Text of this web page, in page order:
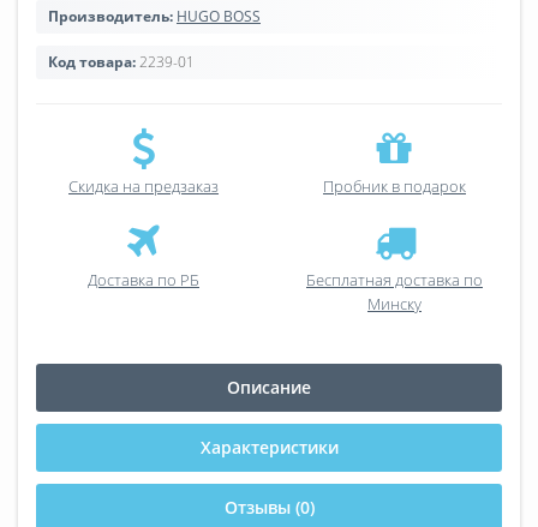
Производитель: HUGO BOSS
Код товара:2239-01
Скидка на предзаказ Пробник в подарок
Доставка по РБ
Бесплатная доставка по
Минску
Описание
Характеристики
Отзывы (0)